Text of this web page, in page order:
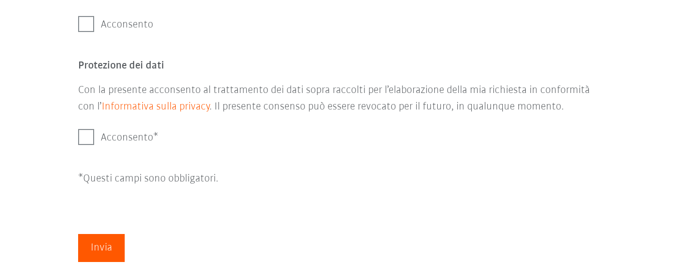
Acconsento
Protezione dei dati
Con la presente acconsento al trattamento dei dati sopra raccolti per l’elaborazione della mia richiesta in conformità
con l’Informativa sulla privacy. Il presente consenso può essere revocato per il futuro, in qualunque momento.
Acconsento
*Questi campi sono obbligatori.
Invia